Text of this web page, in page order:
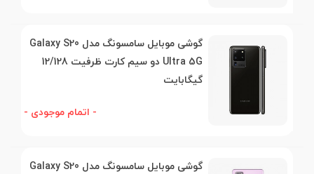
گوشی موبایل سامسونگ مدل Galaxy S20
Ultra 5G دو سیم کارت ظرفیت 12/128
گیگابایت
- اتمام موجودی -
گوشی موبایل سامسونگ مدل Galaxy S20